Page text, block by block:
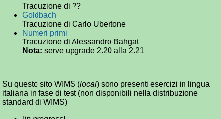
Traduzione di ??
Goldbach
Traduzione di Carlo Ubertone
Numeri primi
Traduzione di Alessandro Bahgat
Nota: serve upgrade 2.20 alla 2.21
Su questo sito WIMS (local) sono presenti esercizi in lingua
italiana in fase di test (non disponibili nella distribuzione
standard di WIMS)